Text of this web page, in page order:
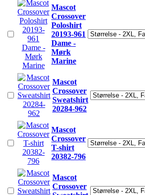
Mascot
Crossover
Poloshirt
20193-961
Dame -
Mørk
Marine
Mascot
Crossover
Sweatshirt
20284-962
Mascot
Crossover
T-shirt
20382-796
Mascot
Crossover